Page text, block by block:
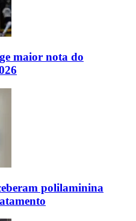
maior nota do
polilaminina